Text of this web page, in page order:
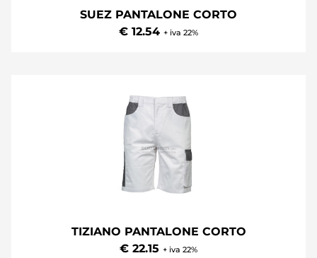
SUEZ PANTALONE CORTO
€ 12.54 + iva 22%
TIZIANO PANTALONE CORTO
€ 22.15 + iva 22%